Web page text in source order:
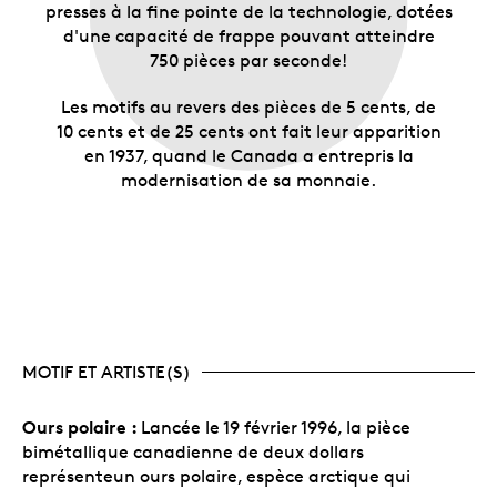
presses à la fine pointe de la technologie, dotées
d'une capacité de frappe pouvant atteindre
750 pièces par seconde!
Les motifs au revers des pièces de 5 cents, de
10 cents et de 25 cents ont fait leur apparition
en 1937, quand le Canada a entrepris la
modernisation de sa monnaie.
MOTIF ET ARTISTE(S)
Ours polaire : Lancée le 19 février 1996, la pièce
bimétallique canadienne de deux dollars
représenteun ours polaire, espèce arctique qui